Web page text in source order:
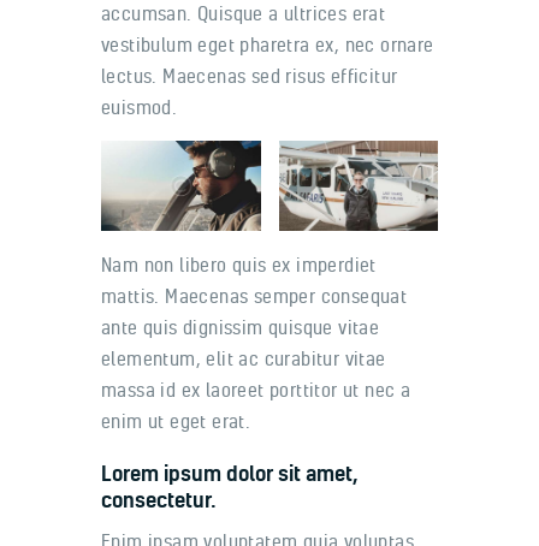
accumsan. Quisque a ultrices erat
vestibulum eget pharetra ex, nec ornare
lectus. Maecenas sed risus efficitur
euismod.
Nam non libero quis ex imperdiet
mattis. Maecenas semper consequat
ante quis dignissim quisque vitae
elementum, elit ac curabitur vitae
massa id ex laoreet porttitor ut nec a
enim ut eget erat.
Lorem ipsum dolor sit amet,
consectetur.
Enim ipsam voluptatem quia voluptas